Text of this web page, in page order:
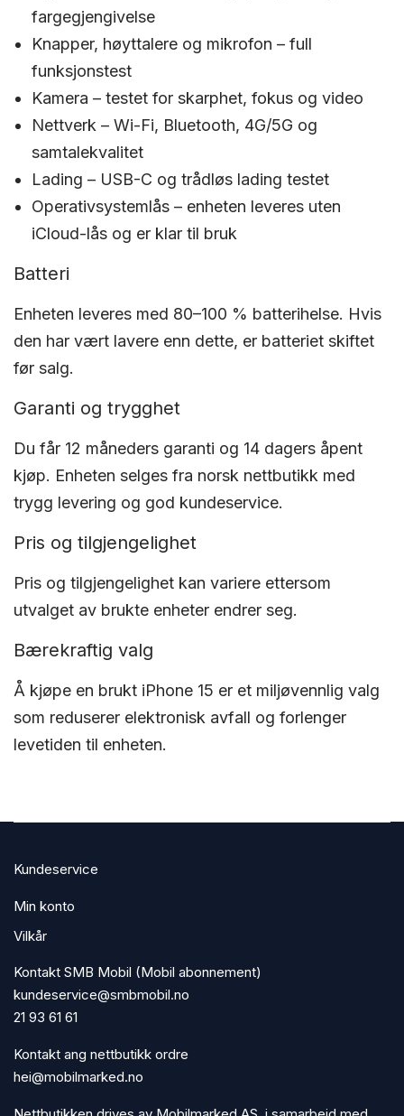
fargegjengivelse
Knapper, høyttalere og mikrofon – full
funksjonstest
Kamera – testet for skarphet, fokus og video
Nettverk – Wi-Fi, Bluetooth, 4G/5G og
samtalekvalitet
Lading – USB-C og trådløs lading testet
Operativsystemlås – enheten leveres uten
iCloud-lås og er klar til bruk
Batteri
Enheten leveres med 80–100 % batterihelse. Hvis
den har vært lavere enn dette, er batteriet skiftet
før salg.
Garanti og trygghet
Du får 12 måneders garanti og 14 dagers åpent
kjøp. Enheten selges fra norsk nettbutikk med
trygg levering og god kundeservice.
Pris og tilgjengelighet
Pris og tilgjengelighet kan variere ettersom
utvalget av brukte enheter endrer seg.
Bærekraftig valg
Å kjøpe en brukt iPhone 15 er et miljøvennlig valg
som reduserer elektronisk avfall og forlenger
levetiden til enheten.
Kundeservice
Min konto
Vilkår
Kontakt SMB Mobil (Mobil abonnement)
kundeservice@smbmobil.no
21 93 61 61
Kontakt ang nettbutikk ordre
hei@mobilmarked.no